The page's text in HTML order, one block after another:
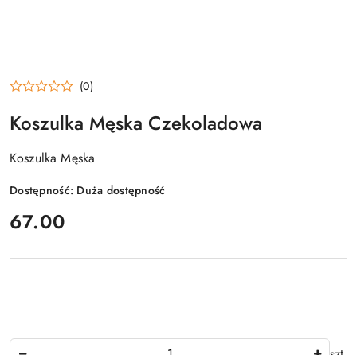
(0)
Koszulka Męska Czekoladowa
Koszulka Męska
Dostępność: Duża dostępność
cena:
67.00